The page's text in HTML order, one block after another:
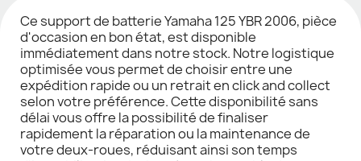
Ce support de batterie Yamaha 125 YBR 2006, pièce
d'occasion en bon état, est disponible
immédiatement dans notre stock. Notre logistique
optimisée vous permet de choisir entre une
expédition rapide ou un retrait en click and collect
selon votre préférence. Cette disponibilité sans
délai vous offre la possibilité de finaliser
rapidement la réparation ou la maintenance de
votre deux-roues, réduisant ainsi son temps